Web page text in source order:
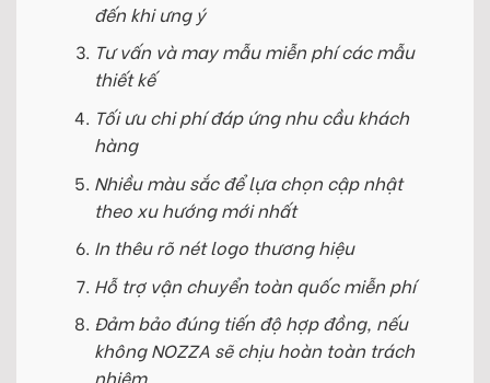
đến khi ưng ý
Tư vấn và may mẫu miễn phí các mẫu
thiết kế
Tối ưu chi phí đáp ứng nhu cầu khách
hàng
Nhiều màu sắc để lựa chọn cập nhật
theo xu hướng mới nhất
In thêu rõ nét logo thương hiệu
Hỗ trợ vận chuyển toàn quốc miễn phí
Đảm bảo đúng tiến độ hợp đồng, nếu
không NOZZA sẽ chịu hoàn toàn trách
nhiệm